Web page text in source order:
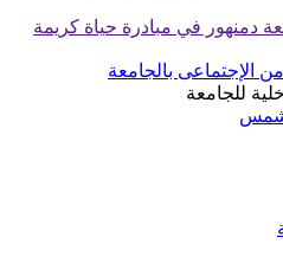
دمنهور في مبادرة حياة كريمة
الإجتماعى بالجامعة
للجامعة
شمس